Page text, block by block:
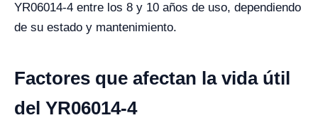
YR06014-4 entre los 8 y 10 años de uso, dependiendo
de su estado y mantenimiento.
Factores que afectan la vida útil
del YR06014-4